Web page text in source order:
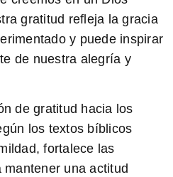
gratitud refleja la gracia
y puede inspirar
de nuestra alegría y
de gratitud hacia los
los textos bíblicos
fortalece las
una actitud